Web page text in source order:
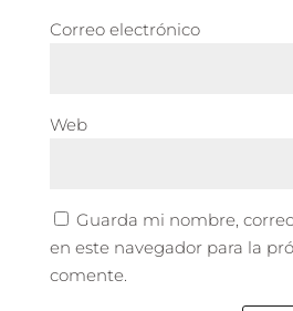
Correo electrónico
Web
Guarda mi nombre,
en este navegador para la
comente.